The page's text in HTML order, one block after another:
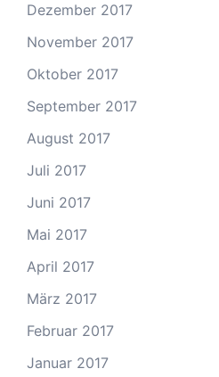
Dezember 2017
November 2017
Oktober 2017
September 2017
August 2017
Juli 2017
Juni 2017
Mai 2017
April 2017
März 2017
Februar 2017
Januar 2017